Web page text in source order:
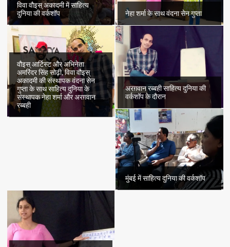
विवा वौइस् अकादमी में साहित्य
दुनिया की वर्कशॉप
नेहा शर्मा के साथ वंदना सेन गुप्ता
वौइस् आर्टिस्ट और अभिनेता
अमरिंदर सिंह सोढ़ी, विवा वौइस्
अकादमी की संस्थापक वंदना सेन
गुप्ता के साथ साहित्य दुनिया के
संस्थापक नेहा शर्मा और अरग़वान
रब्बही
अरग़वान रब्बही साहित्य दुनिया की
वर्कशॉप के दौरान
मुंबई में साहित्य दुनिया की वर्कशॉप